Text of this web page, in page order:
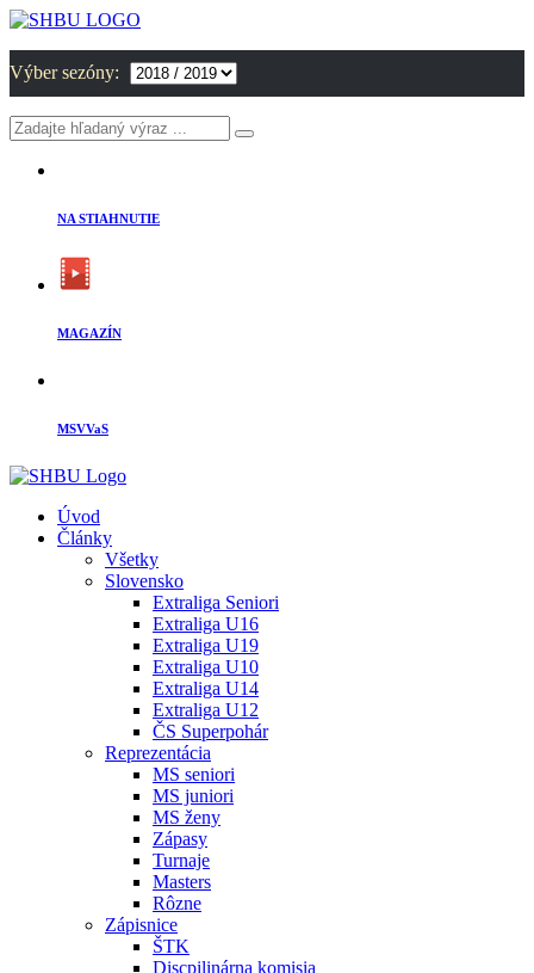
Výber sezóny:
NA STIAHNUTIE
MAGAZÍN
MSVVaS
Úvod
Články
Všetky
Slovensko
Extraliga Seniori
Extraliga U16
Extraliga U19
Extraliga U10
Extraliga U14
Extraliga U12
ČS Superpohár
Reprezentácia
MS seniori
MS juniori
MS ženy
Zápasy
Turnaje
Masters
Rôzne
Zápisnice
ŠTK
Discpilinárna komisia